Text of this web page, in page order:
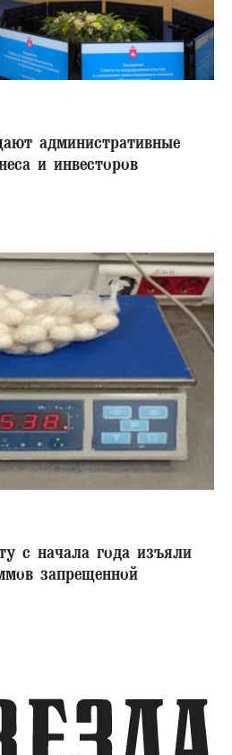
административные
и инвесторов
с начала года изъяли
запрещенной